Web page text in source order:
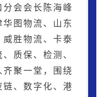
会会长陈海峰
华图物流、山东
威胜物流、卡泰
质保、检测、
聚一堂，围绕
、数字化、港